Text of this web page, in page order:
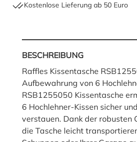
Kostenlose Lieferung ab 50 Euro
BESCHREIBUNG
Raffles Kissentasche
Aufbewahrung von 6
RSB1255050 Kissentasche
6 Hochlehner-Kissen sicher
verstauen. Dank der robusten
die Tasche leicht